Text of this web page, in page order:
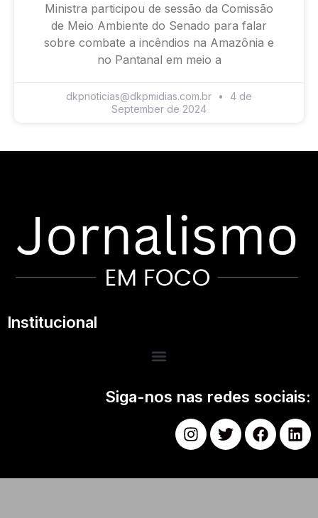
Ministra participou de sessão da Comissão
de Meio Ambiente do Senado para falar
sobre combate a incêndios na Amazônia e
no Pantanal em meio a
dkpnoticias@dkpmidias.com.br
4 de
September de 2024
Institucional
Siga-nos nas redes sociais: